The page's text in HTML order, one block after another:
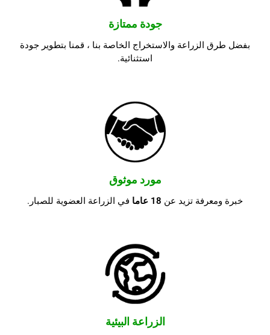
جودة ممتازة
بفضل طرق الزراعة والاستخراج الخاصة بنا ، قمنا بتطوير جودة
استثنائية.
مورد موثوق
خبرة ومعرفة تزيد عن في الزراعة العضوية للصبار.
الزراعة البيئية